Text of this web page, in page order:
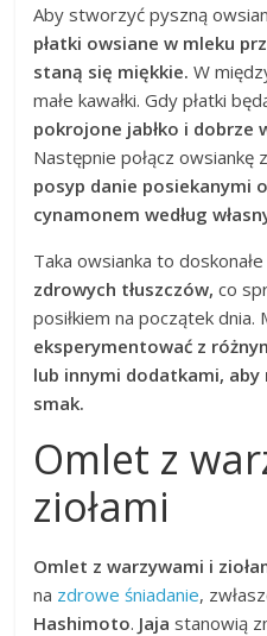
Aby stworzyć pyszną
płatki owsiane w mleku
staną się miękkie. W
małe kawałki. Gdy płatki
pokrojone jabłko i dobrze
Następnie połącz owsiankę
posyp danie posiekanymi
cynamonem według
Taka owsianka to doskonałe
zdrowych tłuszczów, co
posiłkiem na początek dnia.
eksperymentować z
lub innymi dodatkami,
smak.
Omlet z
ziołami
Omlet z warzywami i
na zdrowe śniadanie,
Hashimoto. Jaja stanowią